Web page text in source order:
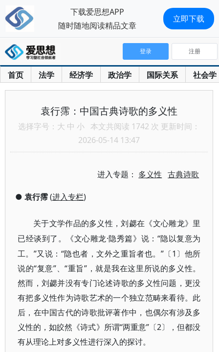
首页 法学 经济学 政治学 国际关系 社会学
登录 注册
袁行霈：中国古典诗歌的多义性
选择字号： 大 中 小 本文共阅读 1742 次 更新时间：
2026-05-14 13:47
进入专题： 多义性 古典诗歌
● 袁行霈(进入专栏)
关于文学作品的多义性，刘勰在《文心雕龙》里
已经谈到了。《文心雕龙·隐秀篇》说：“隐以复意为
工。”又说：“隐也者，文外之重旨者也。”〔1〕他所
说的“复意”、“重旨”，就是我在这里所说的多义性。
然而，刘勰并没有专门论述诗歌的多义性问题，更没
有把多义性作为诗歌艺术的一个独立范畴来看待。此
后，在中国古代的诗歌批评著作中，也偶尔有涉及多
义性的，如皎然《诗式》所谓“两重意”〔2〕，但都没
有从理论上对多义性进行深入的探讨。
下载爱思想APP
随时随地阅读精品文章
立即下载